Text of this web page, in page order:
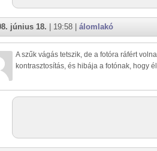
június 18. | 19:58 | álomlakó
A szűk vágás tetszik, de a fotóra ráfért
kontrasztosítás, és hibája a fotónak, hogy